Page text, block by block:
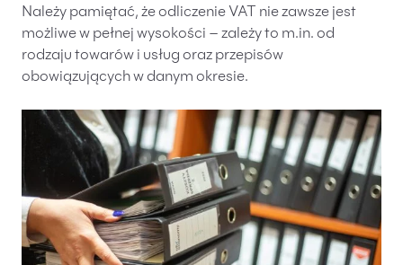
Należy pamiętać, że odliczenie VAT nie zawsze jest
możliwe w pełnej wysokości – zależy to m.in. od
rodzaju towarów i usług oraz przepisów
obowiązujących w danym okresie.